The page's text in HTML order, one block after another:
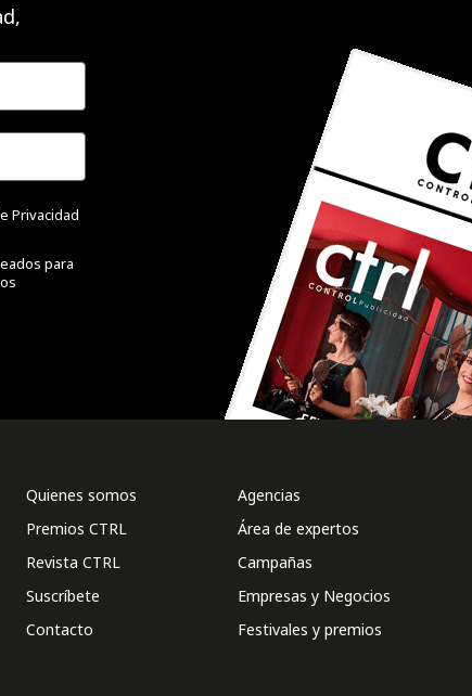
Privacidad
para
Quienes somos
Premios CTRL
Revista CTRL
Suscríbete
Contacto
Agencias
Área de expertos
Campañas
Empresas y Negocios
Festivales y premios